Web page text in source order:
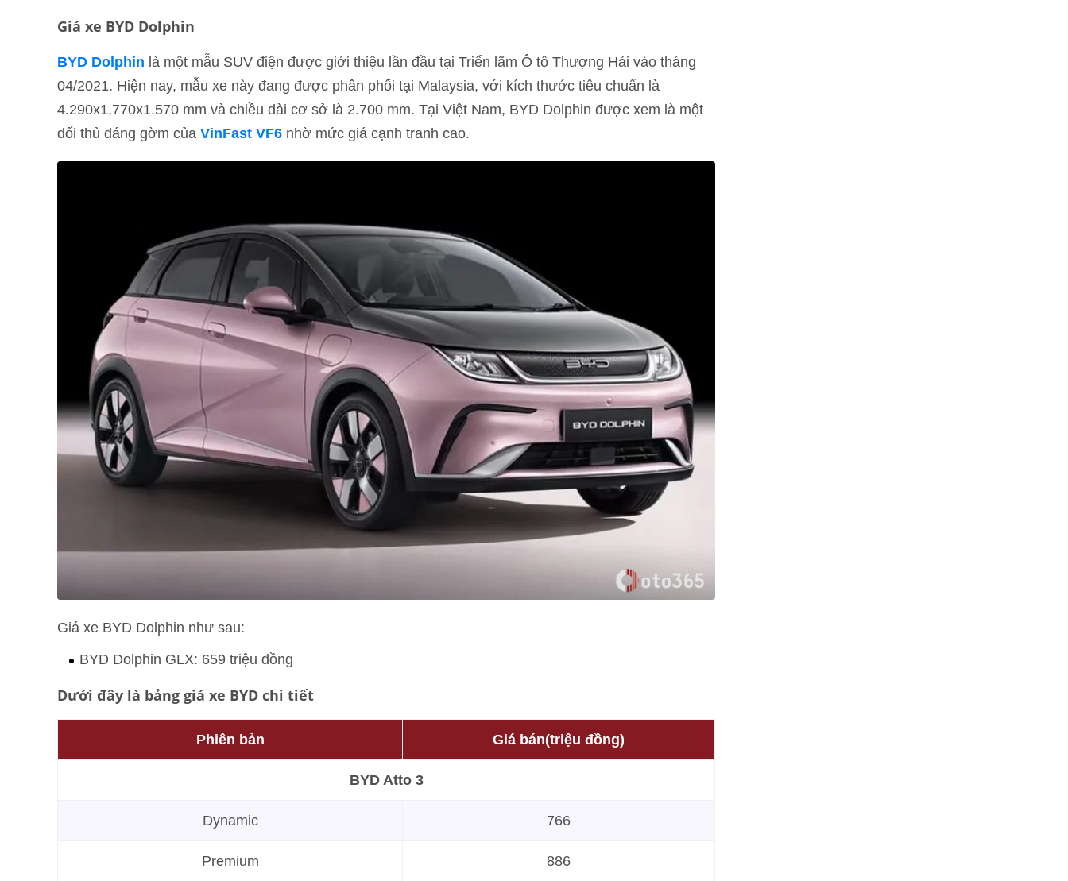
Giá xe BYD Dolphin
BYD Dolphin là một mẫu SUV điện được giới thiệu lần đầu tại Triển lãm Ô tô Thượng Hải vào tháng
04/2021. Hiện nay, mẫu xe này đang được phân phối tại Malaysia, với kích thước tiêu chuẩn là
4.290x1.770x1.570 mm và chiều dài cơ sở là 2.700 mm. Tại Việt Nam, BYD Dolphin được xem là một
đối thủ đáng gờm của VinFast VF6 nhờ mức giá cạnh tranh cao.
Giá xe BYD Dolphin như sau:
BYD Dolphin GLX: 659 triệu đồng
Dưới đây là bảng giá xe BYD chi tiết
Phiên bản Giá bán(triệu đồng)
BYD Atto 3
Dynamic 766
Premium 886